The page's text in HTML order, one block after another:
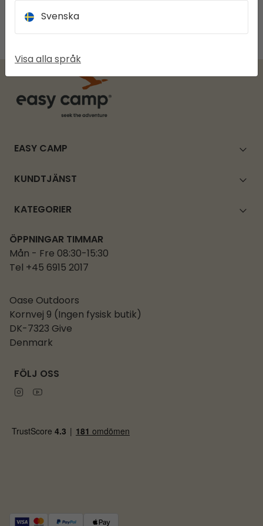
4–5 arbetsdagar: Bulgarien, Irland, Slovenien, Litauen,
EASY CAMP
KUNDTJÄNST
KATEGORIER
ÖPPNINGAR TIMMAR
Mån - Fre 08:30-15:30
Tel +45 6915 2017
Oase Outdoors
Kornvej 9 (Ingen fysisk butik)
DK-7323 Give
Denmark
FÖLJ OSS
Instagram
Youtube
Svenska
Visa alla språk